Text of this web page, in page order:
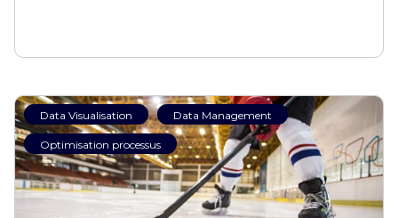
Data Visualisation Data Management
Optimisation processus